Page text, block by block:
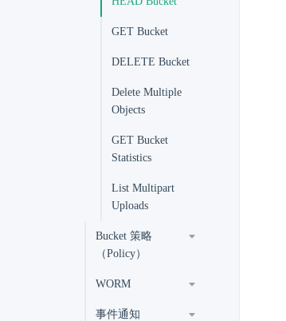
GET Bucket
DELETE Bucket
Delete Multiple
Objects
GET Bucket
Statistics
List Multipart
Uploads
Bucket 策略
（Policy）
WORM
事件通知